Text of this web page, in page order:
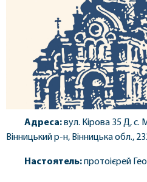
Адреса:вул. Кірова 35 Д, с.
Вінницький р-н, Вінницька обл.,
Настоятель:протоієрей